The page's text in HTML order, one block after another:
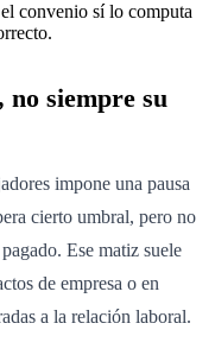
convenio sí lo computa
siempre su
impone una pausa
cierto umbral, pero no
Ese matiz suele
de empresa o en
a la relación laboral.